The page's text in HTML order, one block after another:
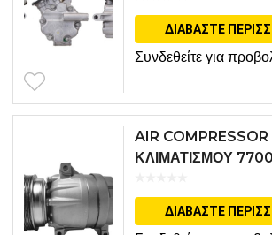
ΔΙΑΒΆΣΤΕ
Συνδεθείτε για
AIR
ΚΛΙΜΑΤΙΣΜΟΥ
ΔΙΑΒΆΣΤΕ